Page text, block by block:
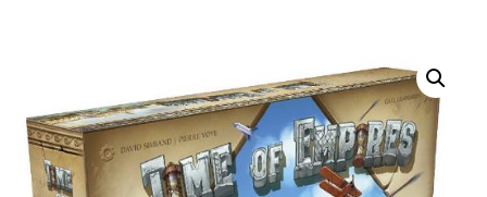
Pièces
d’échecs
classiques